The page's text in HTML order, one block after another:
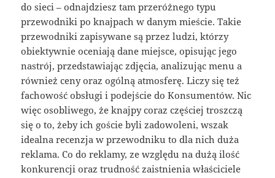
do sieci – odnajdziesz tam przeróżnego typu
przewodniki po knajpach w danym mieście. Takie
przewodniki zapisywane są przez ludzi, którzy
obiektywnie oceniają dane miejsce, opisując jego
nastrój, przedstawiając zdjęcia, analizując menu a
również ceny oraz ogólną atmosferę. Liczy się też
fachowość obsługi i podejście do Konsumentów. Nic
więc osobliwego, że knajpy coraz częściej troszczą
się o to, żeby ich goście byli zadowoleni, wszak
idealna recenzja w przewodniku to dla nich duża
reklama. Co do reklamy, ze względu na dużą ilość
konkurencji oraz trudność zaistnienia właściciele